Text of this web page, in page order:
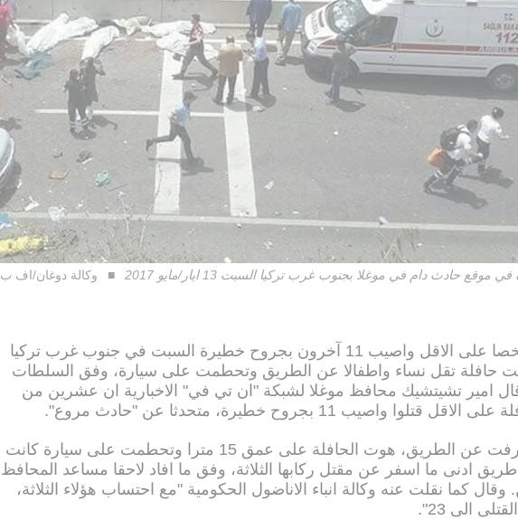
حادث دام في موغلا بجنوب غرب تركيا السبت 13 ايار/مايو 2017 وكالة دوغان/اف ب
قتل 23 شخصا على الاقل واصيب 11 آخرون بجروح خطيرة السبت في جنوب غرب تركيا
حافلة تقل نساء واطفالا عن الطريق وتحطمت على سيارة، وفق السلطات
امير تشيتشيك محافظ موغلا لشبكة "ان تي في" الاخبارية ان عشرين من
قتلوا واصيب 11 بجروح خطيرة، متحدثا عن "حادث مروع".
وبعدما انحرفت عن الطريق، هوت الحافلة على عمق 15 مترا وتحطمت على سيارة كانت
ادنى ما اسفر عن مقتل ركابها الثلاثة، وفق ما افاد لاحقا مساعد المحافظ
كما نقلت عنه وكالة انباء الاناضول الحكومية "مع احتساب هؤلاء الثلاثة،
الى 23".